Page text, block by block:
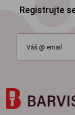
Registrujte